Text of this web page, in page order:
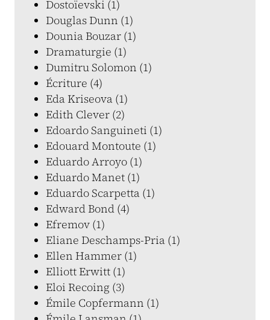
Dostoïevski (1)
Douglas Dunn (1)
Dounia Bouzar (1)
Dramaturgie (1)
Dumitru Solomon (1)
Écriture (4)
Eda Kriseova (1)
Edith Clever (2)
Edoardo Sanguineti (1)
Edouard Montoute (1)
Eduardo Arroyo (1)
Eduardo Manet (1)
Eduardo Scarpetta (1)
Edward Bond (4)
Efremov (1)
Eliane Deschamps-Pria (1)
Ellen Hammer (1)
Elliott Erwitt (1)
Eloi Recoing (3)
Émile Copfermann (1)